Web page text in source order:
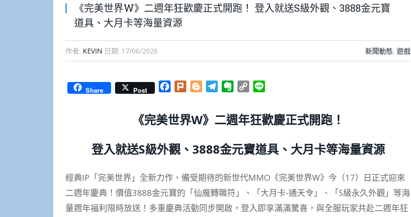
《完美世界W》二週年狂歡慶正式開跑！ 登入就送S級外觀、3888金元寶
道具、大月卡等海量資源
作者: KEVIN 日期: 17/06/2026 新聞動態, 遊戲
Share Post Facebook
Plurk BloggerTelegramEvernote
Copy
《完美世界W》二週年狂歡慶正式開跑！
登入就送S級外觀、3888金元寶道具、大月卡等海量資源
經典IP「完美世界」全新力作、備受期待的新世代MMO《完美世界W》今（17）日正式迎來
二週年慶典！價值3888金元寶的「仙魔轉職符」、「大月卡-通天令」、「S級永久外觀」等海
量週年福利限時放送！多重慶典活動同步開啟，登入即享滿滿驚喜，與全服玩家共赴二週年狂